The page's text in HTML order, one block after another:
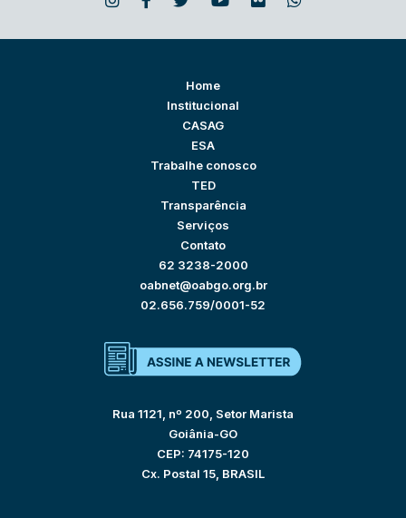
Home
Institucional
CASAG
ESA
Trabalhe conosco
TED
Transparência
Serviços
Contato
62 3238-2000
oabnet@oabgo.org.br
02.656.759/0001-52
Rua 1121, nº 200, Setor Marista
Goiânia-GO
CEP: 74175-120
Cx. Postal 15, BRASIL